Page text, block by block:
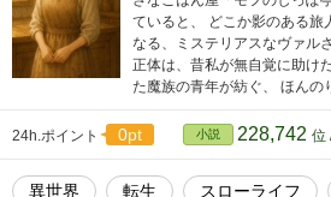
ていると、 どこか影のある旅
なる、ミステリアスなヴァル
正体は、昔私が無自覚に助け
た魔族の青年が紡ぐ、 ほんの
24h.ポイント 0pt 小説 228,742 位
異世界 転生 スローライフ